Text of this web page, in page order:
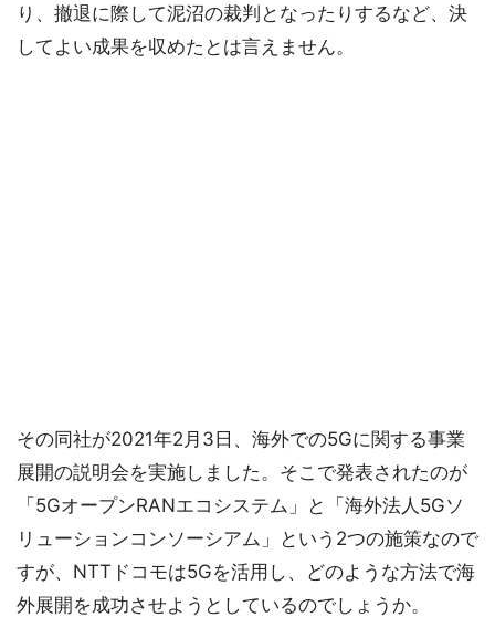
り、撤退に際して泥沼の裁判となったりするなど、決
してよい成果を収めたとは言えません。
その同社が2021年2月3日、海外での5Gに関する事業
展開の説明会を実施しました。そこで発表されたのが
「5GオープンRANエコシステム」と「海外法人5Gソ
リューションコンソーシアム」という2つの施策なので
すが、NTTドコモは5Gを活用し、どのような方法で海
外展開を成功させようとしているのでしょうか。